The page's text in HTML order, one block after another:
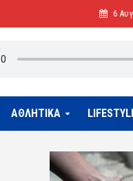
6
ΑΘΛΗΤΙΚΑ